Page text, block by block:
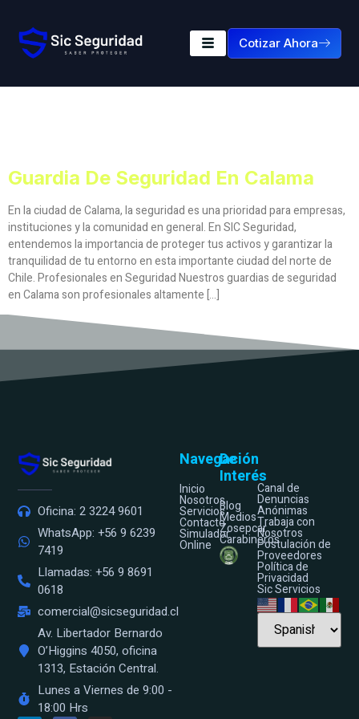
Cotizar Ahora
Guardia De Seguridad En Calama
En la ciudad de Calama, la seguridad es una prioridad para empresas,
instituciones y la comunidad en general. En SIC Seguridad,
entendemos la importancia de proteger tus activos y garantizar la
tranquilidad de tu entorno en esta importante ciudad del norte de
Chile. Profesionales en Seguridad Nuestros guardias de seguridad
en Calama son profesionales altamente […]
Oficina: 2 3224 9601
WhatsApp: +56 9 6239
7419
Llamadas: +56 9 8691
0618
comercial@sicseguridad.cl
Av. Libertador Bernardo
O’Higgins 4050, oficina
1313, Estación Central.
Lunes a Viernes de 9:00 -
18:00 Hrs
Navegación
Inicio
Nosotros
Servicios
Contacto
Simulador
Online
De
Interés
Blog
Medios
Zosepcar
Carabineros
Canal de
Denuncias
Anónimas
Trabaja con
Nosotros
Postulación de
Proveedores
Política de
Privacidad
Sic Servicios